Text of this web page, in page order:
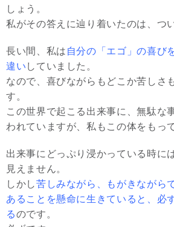
しょう。
私がその答えに辿り着いたのは、つ
長い間、私は 自分の「エゴ」の喜び
違い していました。
なので、喜びながらもどこか苦しさ
す。
この世界で起こる出来事に、無駄な
われていますが、私もこの体をもっ
出来事にどっぷり浸かっている時に
見えません。
しかし苦しみながら、もがきながら
あることを懸命に生きていると、必
るのです。